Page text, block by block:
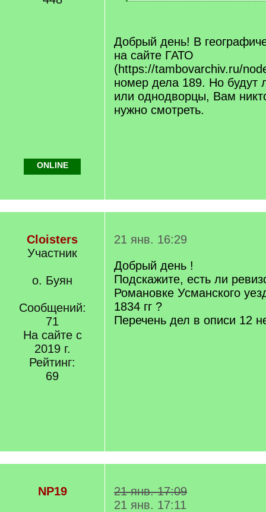
[
]
Добрый день! В
на сайте ГАТО
(https://tambovarchiv.ru/
номер дела 189. Но будут
или однодворцы, Вам
нужно смотреть.
ONLINE
Cloisters
Участник
о. Буян
Сообщений:
71
На сайте с
2019 г.
Рейтинг:
69
21 янв. 16:29
Добрый день !
Подскажите, есть ли
Романовке Усманского
1834 гг ?
Перечень дел в описи 12
NP19
21 янв. 17:09
21 янв. 17:11